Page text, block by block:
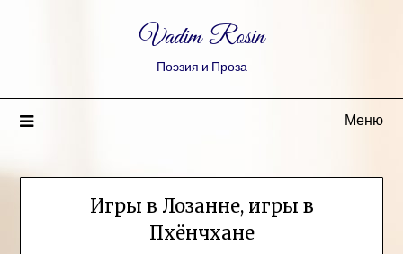
Vadim Rosin
Поэзия и Проза
Меню
Игры в Лозанне, игры в
Пхёнчхане